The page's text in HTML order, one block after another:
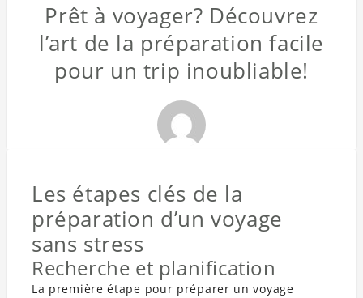
Prêt à voyager? Découvrez
l’art de la préparation facile
pour un trip inoubliable!
Les étapes clés de la
préparation d’un voyage
sans stress
Recherche et planification
La première étape pour préparer un voyage